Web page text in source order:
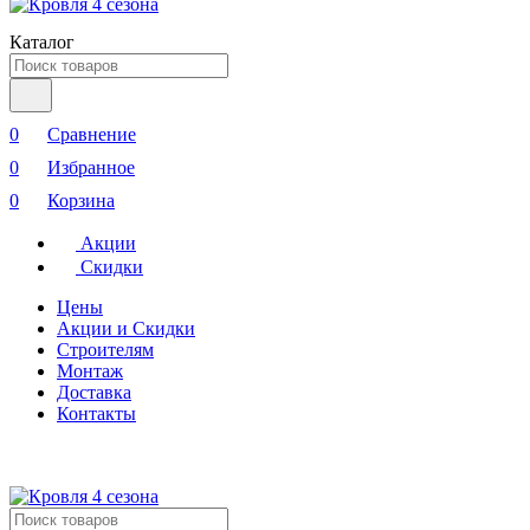
Каталог
0
Сравнение
0
Избранное
0
Корзина
Акции
Скидки
Цены
Акции и Скидки
Строителям
Монтаж
Доставка
Контакты